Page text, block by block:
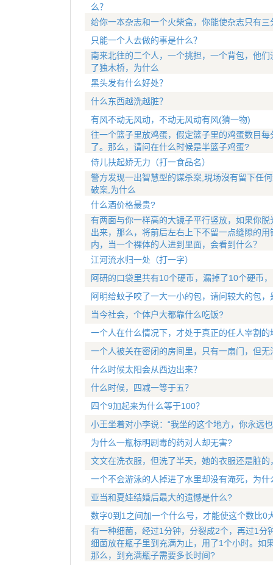
么？
给你一本杂志和一个火柴盒，你能使杂志只有
只能一个人去做的事是什么？
南来北往的二个人，一个挑担，一个背包，他
了独木桥，为什么
黑头发有什么好处？
什么东西越洗越脏？
有风不动无风动，不动无风动有风(猜一物)
往一个篮子里放鸡蛋，假定篮子里的鸡蛋数目
了。那么，请问在什么时候是半篮子鸡蛋?
侍儿扶起娇无力（打一食品名）
警方发现一出智慧型的谋杀案,現场沒有留下任
破案,为什么
什么酒价格最贵?
有两面与你一样高的大镜子平行竖放，如果你
出来，那么，将前后左右上下不留一点缝隙的
内，当一个裸体的人进到里面，会看到什么？
江河流水归一处（打一字）
阿研的口袋里共有10个硬币，漏掉了10个硬币
阿明给蚊子咬了一大一小的包，请问较大的包
当今社会，个体户大都靠什么吃饭?
一个人在什么情况下，才处于真正的任人宰割的
一个人被关在密闭的房间里，只有一扇门，但
什么时候太阳会从西边出来？
什么时候，四减一等于五？
四个9加起来为什么等于100？
小王坐着对小李说：“我坐的这个地方，你永远
为什么一瓶标明剧毒的药对人却无害?
文文在洗衣服，但洗了半天，她的衣服还是脏的
一个不会游泳的人掉进了水里却没有淹死，为什
亚当和夏娃结婚后最大的遗憾是什么?
数字0到1之间加一个什么号，才能使这个数比0
有一种细菌，经过1分钟，分裂成2个，再过1分
细菌放在瓶子里到充满为止，用了1个小时。如
那么，到充满瓶子需要多长时间?